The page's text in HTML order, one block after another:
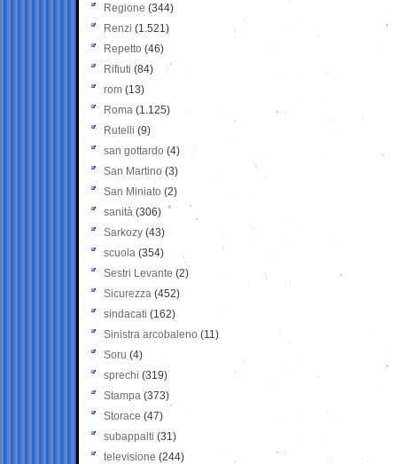
Regione (344)
Renzi (1.521)
Repetto (46)
Rifiuti (84)
rom (13)
Roma (1.125)
Rutelli (9)
san gottardo (4)
San Martino (3)
San Miniato (2)
sanità (306)
Sarkozy (43)
scuola (354)
Sestri Levante (2)
Sicurezza (452)
sindacati (162)
Sinistra arcobaleno (11)
Soru (4)
sprechi (319)
Stampa (373)
Storace (47)
subappalti (31)
televisione(244)